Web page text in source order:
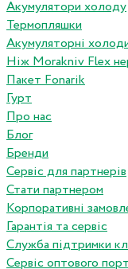
Акумулятори холоду
Термопляшки
Акумуляторні
Ніж Morakniv Flex
Пакет Fonarik
Гурт
Про нас
Блог
Бренди
Сервіс для партнерів
Стати партнером
Корпоративні
Гарантія та сервіс
Служба підтримки
Сервіс оптового